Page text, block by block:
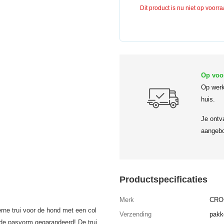
Dit product is nu niet op
Op
Op
huis.
Je
trui voor de hond met een col
pasvorm gegarandeerd! De trui
Productspecificaties
Merk
Verzending